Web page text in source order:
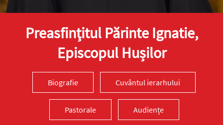
Preasfinţitul Părinte Ignatie,
Episcopul Hușilor
Biografie Cuvântul ierarhului
Pastorale Audiențe